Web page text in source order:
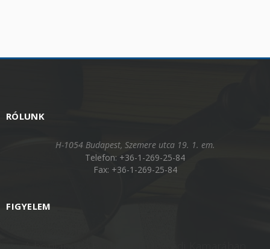
RÓLUNK
H-1054 Budapest, Szemere utca 19. 1. em.
Telefon: +36-1-269-25-84
Fax: +36-1-269-25-84
FIGYELEM